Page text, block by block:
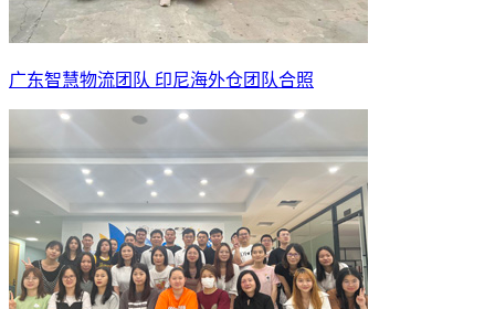
广东智慧物流团队 印尼海外仓团队合照